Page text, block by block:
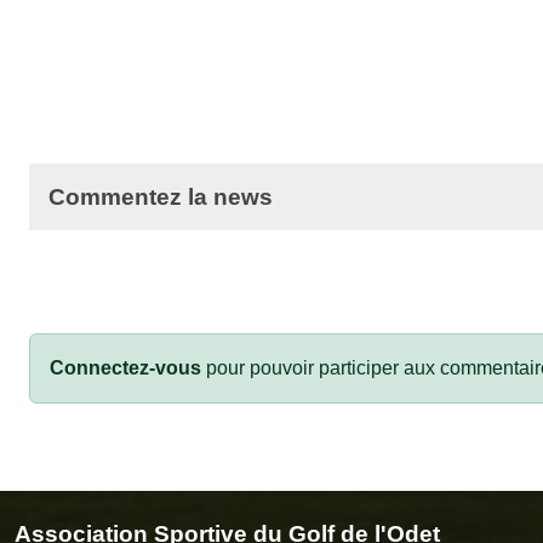
Commentez la news
Connectez-vous pour pouvoir participer aux
Association Sportive du Golf de l'Odet